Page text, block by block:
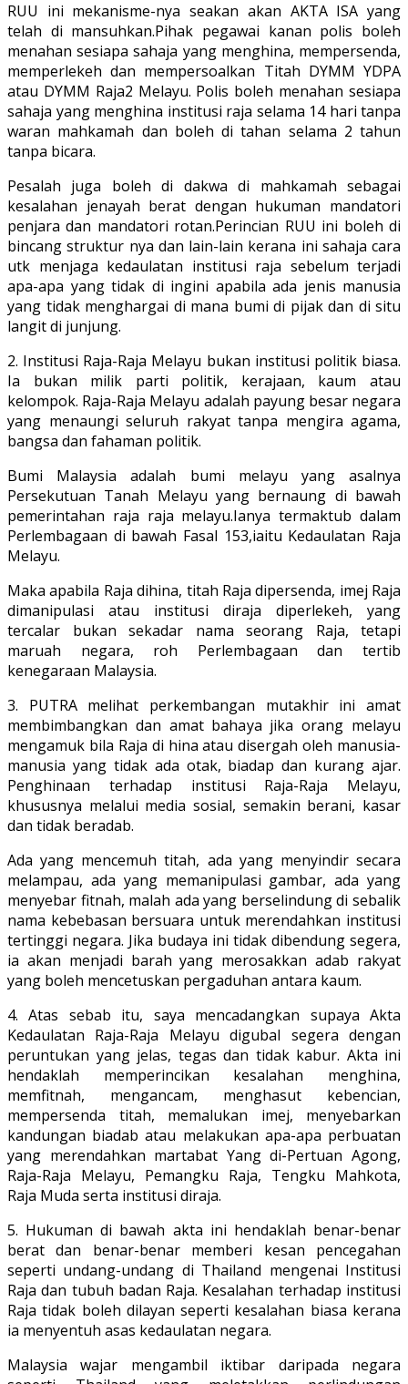
RUU ini mekanisme-nya seakan akan AKTA ISA yang
telah di mansuhkan.Pihak pegawai kanan polis boleh
menahan sesiapa sahaja yang menghina, mempersenda,
memperlekeh dan mempersoalkan Titah DYMM YDPA
atau DYMM Raja2 Melayu. Polis boleh menahan sesiapa
sahaja yang menghina institusi raja selama 14 hari tanpa
waran mahkamah dan boleh di tahan selama 2 tahun
tanpa bicara.
Pesalah juga boleh di dakwa di mahkamah sebagai
kesalahan jenayah berat dengan hukuman mandatori
penjara dan mandatori rotan.Perincian RUU ini boleh di
bincang struktur nya dan lain-lain kerana ini sahaja cara
utk menjaga kedaulatan institusi raja sebelum terjadi
apa-apa yang tidak di ingini apabila ada jenis manusia
yang tidak menghargai di mana bumi di pijak dan di situ
langit di junjung.
2. Institusi Raja-Raja Melayu bukan institusi politik biasa.
Ia bukan milik parti politik, kerajaan, kaum atau
kelompok. Raja-Raja Melayu adalah payung besar negara
yang menaungi seluruh rakyat tanpa mengira agama,
bangsa dan fahaman politik.
Bumi Malaysia adalah bumi melayu yang asalnya
Persekutuan Tanah Melayu yang bernaung di bawah
pemerintahan raja raja melayu.Ianya termaktub dalam
Perlembagaan di bawah Fasal 153,iaitu Kedaulatan Raja
Melayu.
Maka apabila Raja dihina, titah Raja dipersenda, imej Raja
dimanipulasi atau institusi diraja diperlekeh, yang
tercalar bukan sekadar nama seorang Raja, tetapi
maruah negara, roh Perlembagaan dan tertib
kenegaraan Malaysia.
3. PUTRA melihat perkembangan mutakhir ini amat
membimbangkan dan amat bahaya jika orang melayu
mengamuk bila Raja di hina atau disergah oleh manusia-
manusia yang tidak ada otak, biadap dan kurang ajar.
Penghinaan terhadap institusi Raja-Raja Melayu,
khususnya melalui media sosial, semakin berani, kasar
dan tidak beradab.
Ada yang mencemuh titah, ada yang menyindir secara
melampau, ada yang memanipulasi gambar, ada yang
menyebar fitnah, malah ada yang berselindung di sebalik
nama kebebasan bersuara untuk merendahkan institusi
tertinggi negara. Jika budaya ini tidak dibendung segera,
ia akan menjadi barah yang merosakkan adab rakyat
yang boleh mencetuskan pergaduhan antara kaum.
4. Atas sebab itu, saya mencadangkan supaya Akta
Kedaulatan Raja-Raja Melayu digubal segera dengan
peruntukan yang jelas, tegas dan tidak kabur. Akta ini
hendaklah memperincikan kesalahan menghina,
memfitnah, mengancam, menghasut kebencian,
mempersenda titah, memalukan imej, menyebarkan
kandungan biadab atau melakukan apa-apa perbuatan
yang merendahkan martabat Yang di-Pertuan Agong,
Raja-Raja Melayu, Pemangku Raja, Tengku Mahkota,
Raja Muda serta institusi diraja.
5. Hukuman di bawah akta ini hendaklah benar-benar
berat dan benar-benar memberi kesan pencegahan
seperti undang-undang di Thailand mengenai Institusi
Raja dan tubuh badan Raja. Kesalahan terhadap institusi
Raja tidak boleh dilayan seperti kesalahan biasa kerana
ia menyentuh asas kedaulatan negara.
Malaysia wajar mengambil iktibar daripada negara